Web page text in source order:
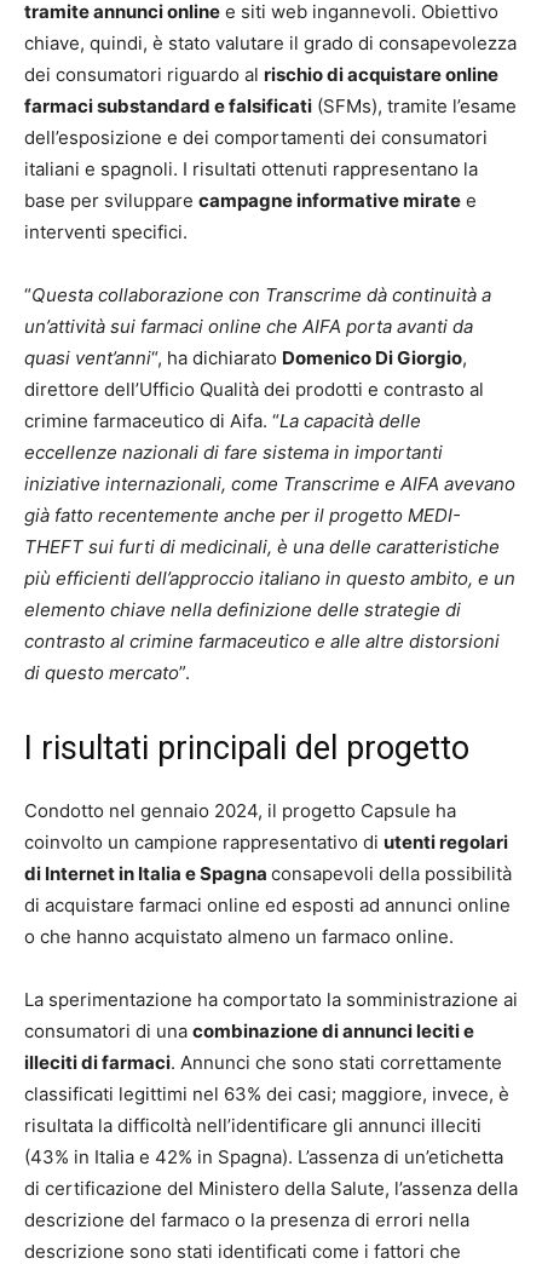
tramite annunci online e siti web ingannevoli. Obiettivo
chiave, quindi, è stato valutare il grado di consapevolezza
dei consumatori riguardo al rischio di acquistare online
farmaci substandard e falsificati (SFMs), tramite l’esame
dell’esposizione e dei comportamenti dei consumatori
italiani e spagnoli. I risultati ottenuti rappresentano la
base per sviluppare campagne informative mirate e
interventi specifici.
“Questa collaborazione con Transcrime dà continuità a
un’attività sui farmaci online che AIFA porta avanti da
quasi vent’anni“, ha dichiarato Domenico Di Giorgio,
direttore dell’Ufficio Qualità dei prodotti e contrasto al
crimine farmaceutico di Aifa. “La capacità delle
eccellenze nazionali di fare sistema in importanti
iniziative internazionali, come Transcrime e AIFA avevano
già fatto recentemente anche per il progetto MEDI-
THEFT sui furti di medicinali, è una delle caratteristiche
più efficienti dell’approccio italiano in questo ambito, e un
elemento chiave nella definizione delle strategie di
contrasto al crimine farmaceutico e alle altre distorsioni
di questo mercato”.
I risultati principali del progetto
Condotto nel gennaio 2024, il progetto Capsule ha
coinvolto un campione rappresentativo di utenti regolari
di Internet in Italia e Spagna consapevoli della possibilità
di acquistare farmaci online ed esposti ad annunci online
o che hanno acquistato almeno un farmaco online.
La sperimentazione ha comportato la somministrazione ai
consumatori di una combinazione di annunci leciti e
illeciti di farmaci. Annunci che sono stati correttamente
classificati legittimi nel 63% dei casi; maggiore, invece, è
risultata la difficoltà nell’identificare gli annunci illeciti
(43% in Italia e 42% in Spagna). L’assenza di un’etichetta
di certificazione del Ministero della Salute, l’assenza della
descrizione del farmaco o la presenza di errori nella
descrizione sono stati identificati come i fattori che